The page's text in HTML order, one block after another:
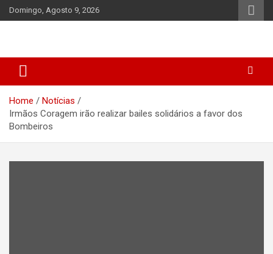
Skip
to
Domingo, Agosto 9, 2026
Home
Notícias
Irmãos Coragem irão realizar bailes solidários a favor dos
Bombeiros